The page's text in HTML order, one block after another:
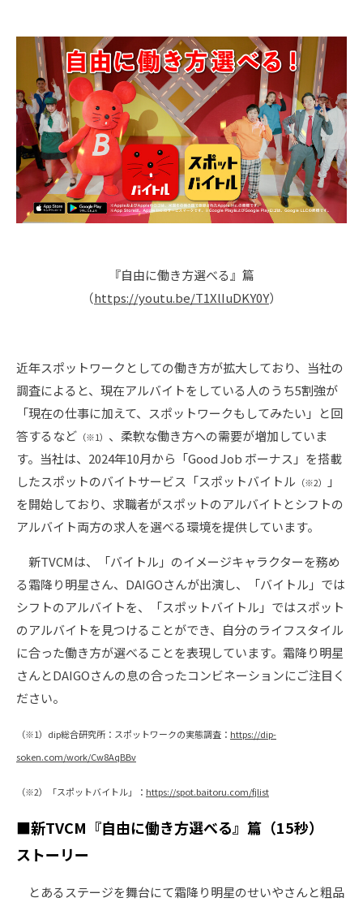
『自由に働き方選べる』篇
（https://youtu.be/T1XlIuDKY0Y）
近年スポットワークとしての働き方が拡大しており、当社の
調査によると、現在アルバイトをしている人のうち5割強が
「現在の仕事に加えて、スポットワークもしてみたい」と回
答するなど （※1） 、柔軟な働き方への需要が増加していま
す。当社は、2024年10月から「Good Job ボーナス」を搭載
したスポットのバイトサービス「スポットバイトル （※2）
」
を開始しており、求職者がスポットのアルバイトとシフトの
アルバイト両方の求人を選べる環境を提供しています。
新TVCMは、「バイトル」のイメージキャラクターを務め
る霜降り明星さん、DAIGOさんが出演し、「バイトル」では
シフトのアルバイトを、「スポットバイトル」ではスポット
のアルバイトを見つけることができ、自分のライフスタイル
に合った働き方が選べることを表現しています。霜降り明星
さんとDAIGOさんの息の合ったコンビネーションにご注目く
ださい。
（※1）dip総合研究所：スポットワークの実態調査： https://dip-
soken.com/work/Cw8AqBBv
（※2）「スポットバイトル」： https://spot.baitoru.com/fjlist
■新TVCM『自由に働き方選べる』篇（15秒）
ストーリー
とあるステージを舞台にて霜降り明星のせいやさんと粗品